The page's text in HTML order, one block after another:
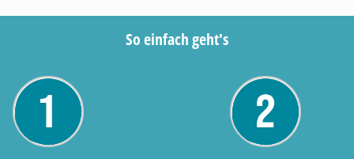
So einfach geht's